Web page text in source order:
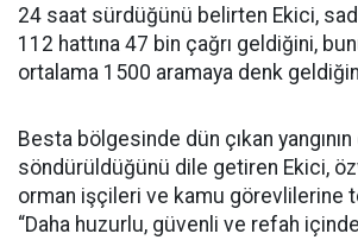
24 saat sürdüğünü belirten Ekici,
112 hattına 47 bin çağrı geldiğini,
ortalama 1500 aramaya denk
Besta bölgesinde dün çıkan yangının
söndürüldüğünü dile getiren Ekici,
orman işçileri ve kamu görevlilerine
“Daha huzurlu, güvenli ve refah